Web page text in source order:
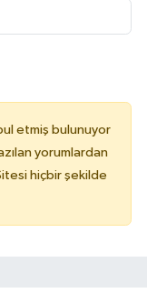
etmiş bulunuyor
yorumlardan
hiçbir şekilde